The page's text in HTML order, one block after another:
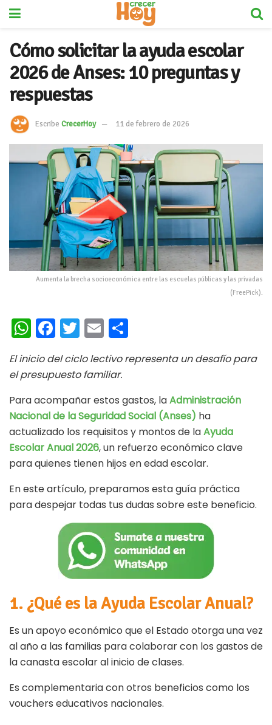
Cómo solicitar la ayuda escolar
2026 de Anses: 10 preguntas y
respuestas
Escribe CrecerHoy 11 de febrero de 2026
Aumenta la brecha socioeconómica entre las escuelas públicas y las privadas
(FreePick).
W
at
s
A
p
p
Fa
b
oo
k
T
tt
er
E
ai
l
m
ar
ti
r
El inicio del ciclo lectivo representa un desafío para
el presupuesto familiar.
Para acompañar estos gastos, laAdministración
Nacional de la Seguridad Social (Anses) ha
actualizado los requisitos y montos de laAyuda
Escolar Anual 2026, un refuerzo económico clave
para quienes tienen hijos en edad escolar.
En este artículo, preparamos esta guía práctica
para despejar todas tus dudas sobre este beneficio.
1. ¿Qué es la Ayuda Escolar Anual?
Es un apoyo económico que el Estado otorga una vez
al año a las familias para colaborar con los gastos de
la canasta escolar al inicio de clases.
Es complementaria con otros beneficios como los
vouchers educativos nacionales.